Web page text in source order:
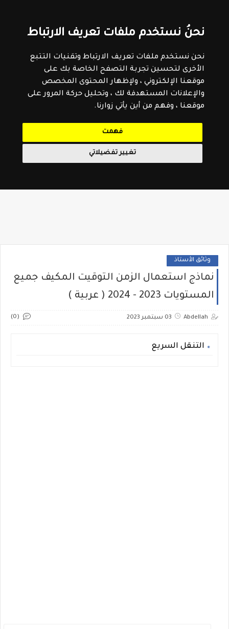
نحنُ نستخدم ملفات تعريف الارتباط
نحن نستخدم ملفات تعريف الارتباط وتقنيات التتبع
الأخرى لتحسين تجربة التصفح الخاصة بك على
موقعنا الإلكتروني ، ولإظهار المحتوى المخصص
والإعلانات المستهدفة لك ، وتحليل حركة المرور على
موقعنا ، وفهم من أين يأتي زوارنا.
فهمت
تغيير تفضيلاتي
وثائق الأستاذ
نماذج استعمال الزمن التوقيت المكيف جميع
المستويات 2023 - 2024 ( عربية )
Abdellah 03 سبتمبر 2023 (0)
التنقل السريع